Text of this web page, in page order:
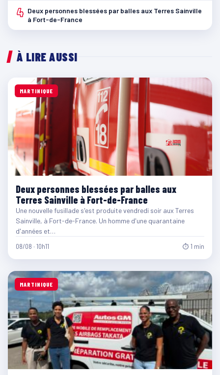
4 Deux personnes blessées par balles aux Terres Sainville
à Fort-de-France
À LIRE AUSSI
MARTINIQUE
Deux personnes blessées par balles aux
Terres Sainville à Fort-de-France
Une nouvelle fusillade s'est produite vendredi soir aux Terres
Sainville, à Fort-de-France. Un homme d'une quarantaine
d'années et…
08/08 · 10h11 ⏱ 1 min
MARTINIQUE